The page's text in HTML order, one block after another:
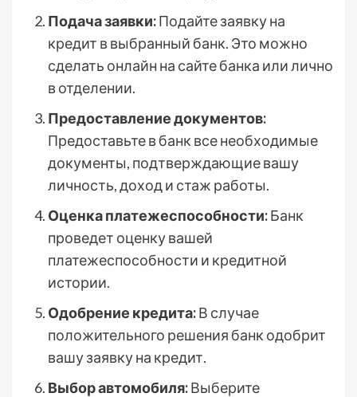
Подача заявки:Подайте заявку на
кредит в выбранный банк. Это можно
сделать онлайн на сайте банка или лично
в отделении.
Предоставление документов:
Предоставьте в банк все необходимые
документы, подтверждающие вашу
личность, доход и стаж работы.
Оценка платежеспособности:Банк
проведет оценку вашей
платежеспособности и кредитной
истории.
Одобрение кредита:В случае
положительного решения банк одобрит
вашу заявку на кредит.
Выбор автомобиля:Выберите